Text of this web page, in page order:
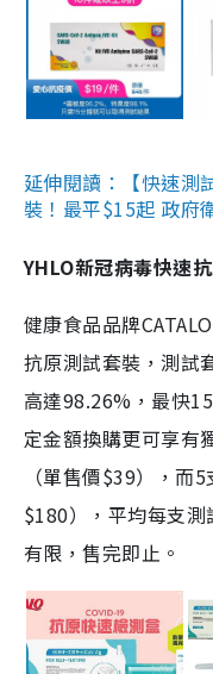
延伸閱讀：【快速測
裝！最平$15起 政府
YHLO新冠病毒快速
健康食品品牌
抗原測試套裝，測試
高達98.26%，最快
定金額換購更可享有
（單售價$39），而
$180），平均每支
有限，售完即止。